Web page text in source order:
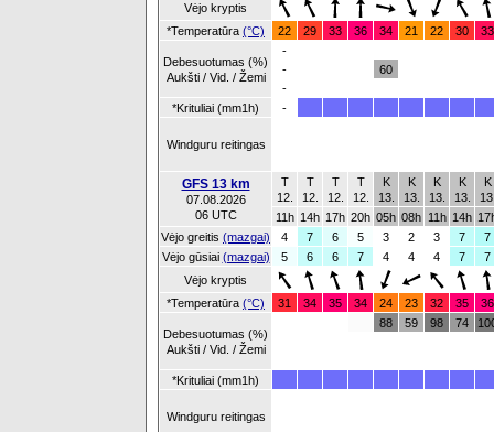
Vėjo kryptis
*Temperatūra (°C) 22 29 33 36 34 21 22 30 33
Debesuotumas (%)
Aukšti / Vid. / Žemi
-
-
-
60
*Krituliai (mm1h) -
Windguru reitingas
GFS 13 km
07.08.2026
06 UTC
T
12.
T
12.
T
12.
T
12.
K
13.
K
13.
K
13.
K
13.
K
11h 14h 17h 20h 05h 08h 11h 14h
Vėjo greitis (mazgai) 4 7 6 5 3 2 3 7
7
Vėjo gūsiai (mazgai) 5 6 6 7 4 4 4 7
7
Vėjo kryptis
*Temperatūra (°C) 31 34 35 34 24 23 32 35 36
Debesuotumas (%)
Aukšti / Vid. / Žemi
88 59 98 74
*Krituliai (mm1h)
Windguru reitingas